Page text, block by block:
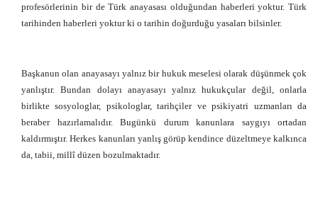
profesörlerinin bir de Türk anayasası olduğundan haberleri yoktur. Türk
tarihinden haberleri yoktur ki o tarihin doğurduğu yasaları bilsinler.
Başkanun olan anayasayı yalnız bir hukuk meselesi olarak düşünmek çok
yanlıştır. Bundan dolayı anayasayı yalnız hukukçular değil, onlarla
birlikte sosyologlar, psikologlar, tarihçiler ve psikiyatri uzmanları da
beraber hazırlamalıdır. Bugünkü durum kanunlara saygıyı ortadan
kaldırmıştır. Herkes kanunları yanlış görüp kendince düzeltmeye kalkınca
da, tabii, millî düzen bozulmaktadır.